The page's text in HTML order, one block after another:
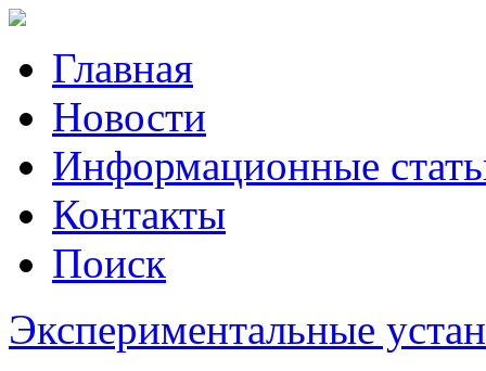
Главная
Новости
Информационные
Контакты
Поиск
Экспериментальные